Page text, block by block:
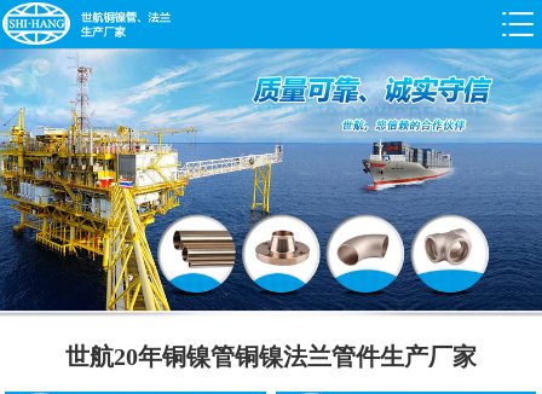
世航20年铜镍管铜镍法兰管件生产厂家